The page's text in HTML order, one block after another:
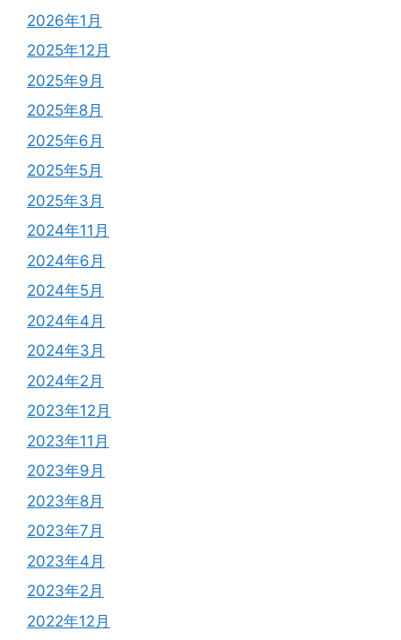
2026年1月
2025年12月
2025年9月
2025年8月
2025年6月
2025年5月
2025年3月
2024年11月
2024年6月
2024年5月
2024年4月
2024年3月
2024年2月
2023年12月
2023年11月
2023年9月
2023年8月
2023年7月
2023年4月
2023年2月
2022年12月